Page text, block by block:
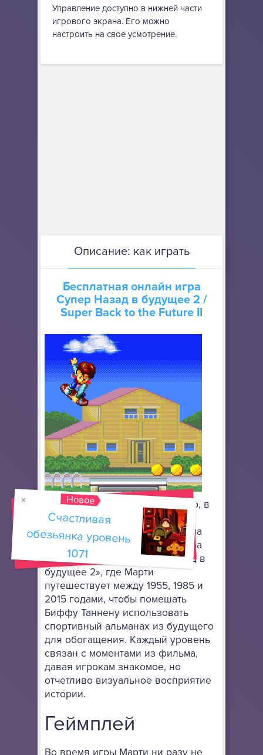
Управление доступно в нижней части
игрового экрана. Его можно
настроить на свое усмотрение.
Описание: как играть
Бесплатная онлайн игра
Супер Назад в будущее 2 /
Super Back to the Future II
Перед вами это 2Д платформер, в
котором игроки берут на себя
управление Марти Макфлаем на
его культовом ховерборде. Игра
следует сюжету фильма «Назад в
будущее 2», где Марти
путешествует между 1955, 1985 и
2015 годами, чтобы помешать
Биффу Таннену использовать
спортивный альманах из будущего
для обогащения. Каждый уровень
связан с моментами из фильма,
давая игрокам знакомое, но
отчетливо визуальное восприятие
истории.
Геймплей
Во время игры Марти ни разу не
Новое
Счастливая
обезьянка уровень
1071